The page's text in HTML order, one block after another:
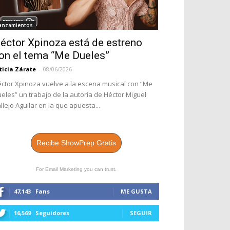
Xpinoza está de estreno
el tema “Me Dueles”
Zárate - 08/06/2026
Xpinoza vuelve a la escena musical con “Me
un trabajo de la autoría de Héctor Miguel
Aguilar en la que apuesta...
Recibe ShowPrep Gratis
For Email Marketing you can trust.
47,143 Fans ME GUSTA
16,569 Seguidores SEGUIR